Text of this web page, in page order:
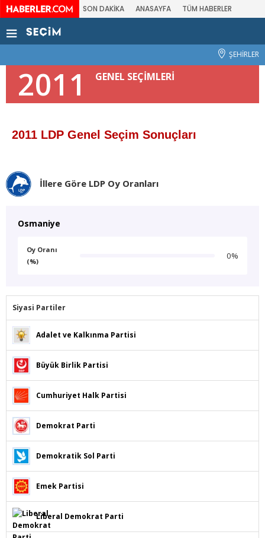
SON DAKİKA ANASAYFA TÜM HABERLER
ŞEHİRLER
2011 GENEL SEÇİMLERİ
2011 LDP Genel Seçim Sonuçları
İllere Göre LDP Oy Oranları
Osmaniye
Oy Oranı
(%)
0%
Siyasi Partiler
Adalet ve Kalkınma Partisi
Büyük Birlik Partisi
Cumhuriyet Halk Partisi
Demokrat Parti
Demokratik Sol Parti
Emek Partisi
Liberal Demokrat Parti